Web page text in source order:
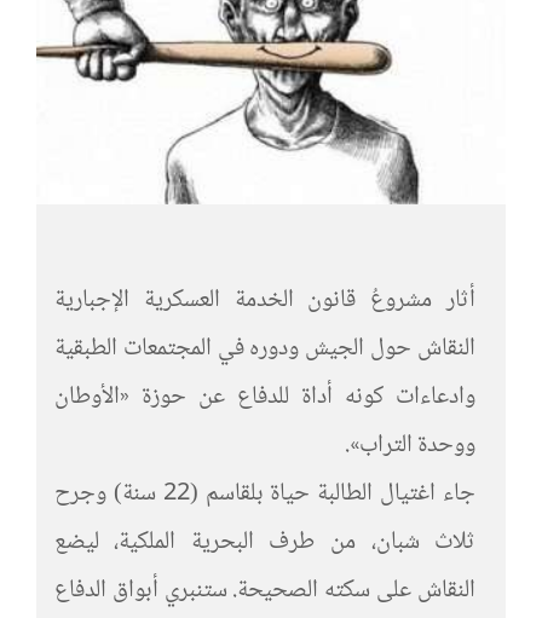
أثار مشروعُ قانون الخدمة العسكرية الإجبارية
النقاش حول الجيش ودوره في المجتمعات الطبقية
وادعاءات كونه أداة للدفاع عن حوزة «الأوطان
ووحدة التراب».
جاء اغتيال الطالبة حياة بلقاسم (22 سنة) وجرح
ثلاث شبان، من طرف البحرية الملكية، ليضع
النقاش على سكته الصحيحة. ستنبري أبواق الدفاع